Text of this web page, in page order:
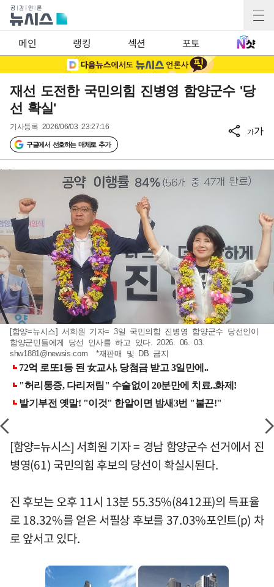
메인 랭킹 섹션 포토
재선 도전한 국민의힘 진병영 함양군수 '당
선 확실'
기사등록 2026/06/03 23:27:16
구글에서 선호하는 매체로 추가
가가
[함양=뉴시스] 서희원 기자= 3일 국민의힘 진병영 함양군수 당선인이
함양군민들에게 당선 인사를 하고 있다. 2026. 06. 03.
shw1881@newsis.com *재판매 및 DB 금지
[함양=뉴시스] 서희원 기자 = 경남 함양군수 선거에서 진
병영(61) 국민의힘 후보의 당선이 확실시된다.
진 후보는 오후 11시 13분 55.35%(8412표)의 득표율
로 18.32%를 얻은 서필상 후보를 37.03%포인트(p) 차
로 앞서고 있다.